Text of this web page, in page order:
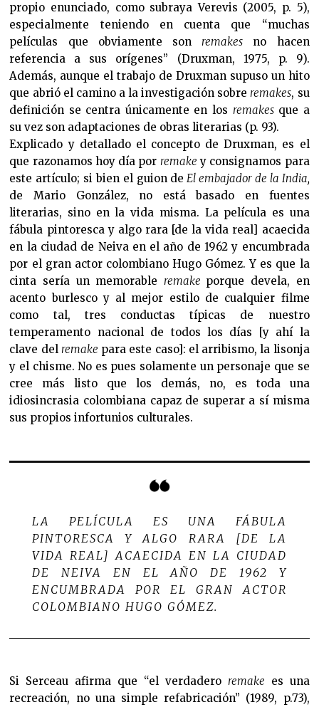
propio enunciado, como subraya Verevis (2005, p. 5),
especialmente teniendo en cuenta que “muchas
películas que obviamente sonremakes no hacen
referencia a sus orígenes” (Druxman, 1975, p. 9).
Además, aunque el trabajo de Druxman supuso un hito
que abrió el camino a la investigación sobreremakes, su
definición se centra únicamente en los remakesque a
su vez son adaptaciones de obras literarias (p. 93).
Explicado y detallado el concepto de Druxman, es el
que razonamos hoy día por remake y consignamos para
este artículo; si bien el guion de El embajador de la India,
de Mario González, no está basado en fuentes
literarias, sino en la vida misma. La película es una
fábula pintoresca y algo rara [de la vida real] acaecida
en la ciudad de Neiva en el año de 1962 y encumbrada
por el gran actor colombiano Hugo Gómez. Y es que la
cinta sería un memorable remake porque devela, en
acento burlesco y al mejor estilo de cualquier filme
como tal, tres conductas típicas de nuestro
temperamento nacional de todos los días [y ahí la
clave del remake para este caso]: el arribismo, la lisonja
y el chisme. No es pues solamente un personaje que se
cree más listo que los demás, no, es toda una
idiosincrasia colombiana capaz de superar a sí misma
sus propios infortunios culturales.
LA PELÍCULA ES UNA FÁBULA
PINTORESCA Y ALGO RARA [DE LA
VIDA REAL] ACAECIDA EN LA CIUDAD
DE NEIVA EN EL AÑO DE 1962 Y
ENCUMBRADA POR EL GRAN ACTOR
COLOMBIANO HUGO GÓMEZ.
Si Serceau afirma que “el verdadero remake es una
recreación, no una simple refabricación” (1989, p.73),